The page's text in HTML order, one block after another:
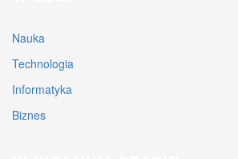
Nauka
Technologia
Informatyka
Biznes